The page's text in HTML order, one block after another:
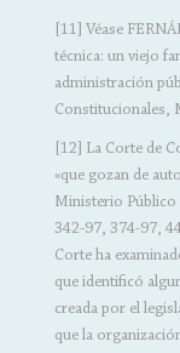
[11] Véase
técnica: un viejo
administración
Constitucionales,
[12] La Corte de
«que gozan de
Ministerio Público
342-97, 374-97,
Corte ha
que identificó
creada por el
que la